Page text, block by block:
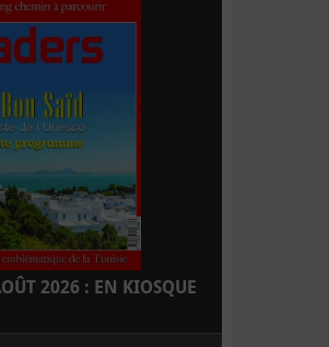
2026 : EN KIOSQUE